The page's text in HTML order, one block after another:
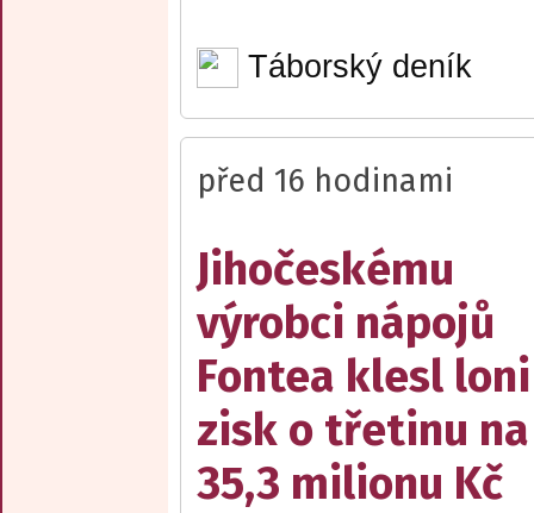
Táborský deník
před 16 hodinami
Jihočeskému
výrobci nápojů
Fontea klesl loni
zisk o třetinu na
35,3 milionu Kč